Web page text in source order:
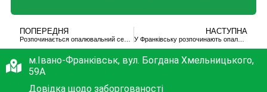
ПОПЕРЕДНЯ НАСТУПНА
У Франківську розпочинають опалювальний сезон
м.Івано-Франківськ, вул. Богдана Хмельницького,
59А
Довідка щодо заборгованості